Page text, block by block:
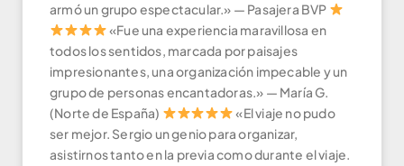
armó un grupo espectacular.» — Pasajera BVP
«Fue una experiencia maravillosa en
todos los sentidos, marcada por paisajes
impresionantes, una organización impecable y un
grupo de personas encantadoras.» — María G.
(Norte de España)
«El viaje no pudo
ser mejor. Sergio un genio para organizar,
asistirnos tanto en la previa como durante el viaje.